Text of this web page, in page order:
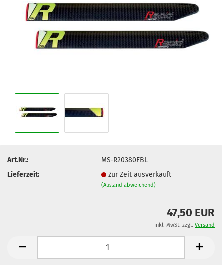
Art.Nr.:
MS-R20380FBL
Lieferzeit:
Zur Zeit ausverkauft
(Ausland abweichend)
47,50 EUR
inkl. MwSt. zzgl. Versand